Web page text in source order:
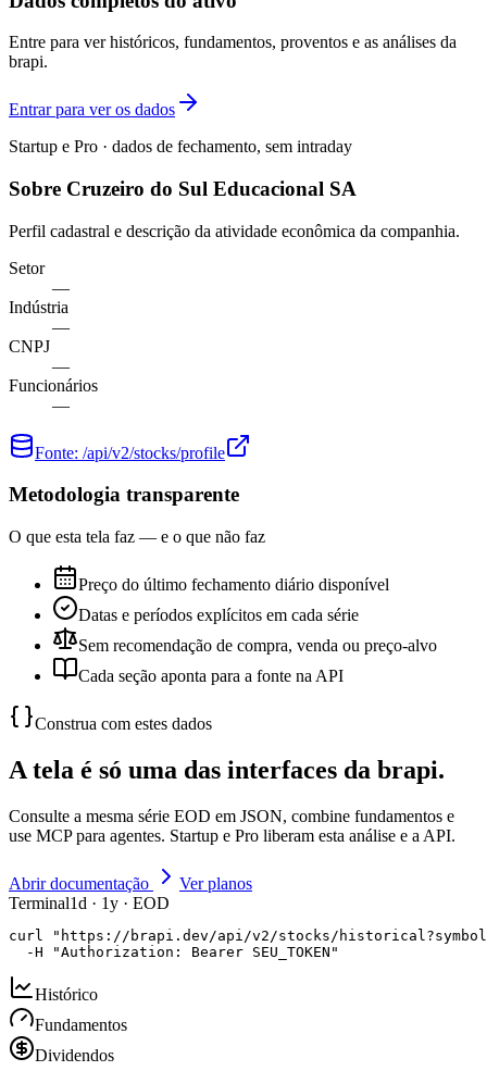
Entre para ver históricos, fundamentos, proventos e as análises da
brapi.
Entrar para ver os dados
Startup e Pro · dados de fechamento, sem intraday
Sobre Cruzeiro do Sul Educacional SA
Perfil cadastral e descrição da atividade econômica da companhia.
Setor
—
Indústria
—
CNPJ
—
Funcionários
—
Fonte: /api/v2/stocks/profile
Metodologia transparente
O que esta tela faz — e o que não faz
Preço do último fechamento diário disponível
Datas e períodos explícitos em cada série
Sem recomendação de compra, venda ou preço-alvo
Cada seção aponta para a fonte na API
Construa com estes dados
A tela é só uma das interfaces da brapi.
Consulte a mesma série EOD em JSON, combine fundamentos e
use MCP para agentes. Startup e Pro liberam esta análise e a API.
Abrir documentação
Ver planos
Terminal1d · 1y · EOD
curl "https://brapi.dev/api/v2/stocks/
  -H "Authorization: Bearer SEU_TOKEN"
Histórico
Fundamentos
Dividendos